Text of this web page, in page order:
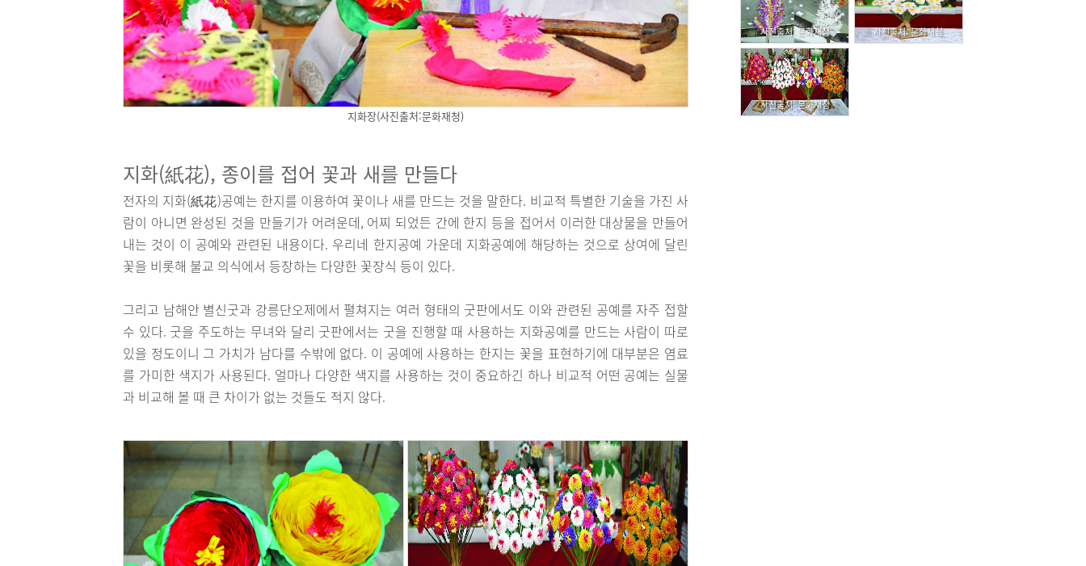
지화장(사진출처:문화재청)
지화(紙花), 종이를 접어 꽃과 새를 만들다
전자의 지화(紙花)공예는 한지를 이용하여 꽃이나 새를 만드는 것을 말한다. 비교적 특별한 기술을 가진 사
람이 아니면 완성된 것을 만들기가 어려운데, 어찌 되었든 간에 한지 등을 접어서 이러한 대상물을 만들어
내는 것이 이 공예와 관련된 내용이다. 우리네 한지공예 가운데 지화공예에 해당하는 것으로 상여에 달린
꽃을 비롯해 불교 의식에서 등장하는 다양한 꽃장식 등이 있다.
그리고 남해안 별신굿과 강릉단오제에서 펼쳐지는 여러 형태의 굿판에서도 이와 관련된 공예를 자주 접할
수 있다. 굿을 주도하는 무녀와 달리 굿판에서는 굿을 진행할 때 사용하는 지화공예를 만드는 사람이 따로
있을 정도이니 그 가치가 남다를 수밖에 없다. 이 공예에 사용하는 한지는 꽃을 표현하기에 대부분은 염료
를 가미한 색지가 사용된다. 얼마나 다양한 색지를 사용하는 것이 중요하긴 하나 비교적 어떤 공예는 실물
과 비교해 볼 때 큰 차이가 없는 것들도 적지 않다.
사진출처: 문화재청 사진출처: 문화재청
사진출처: 문화재청